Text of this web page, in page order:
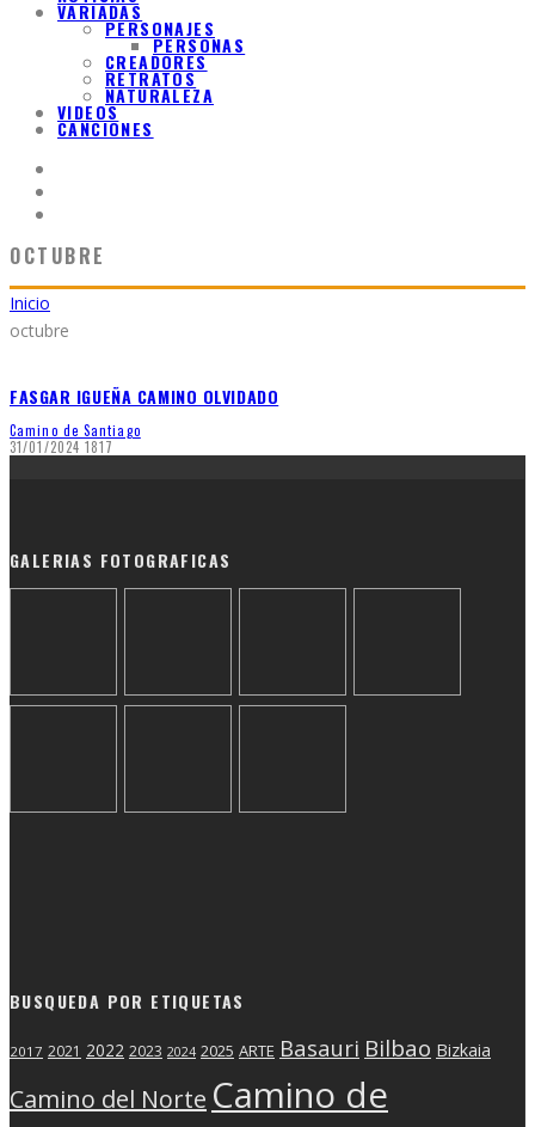
VARIADAS
PERSONAJES
PERSONAS
CREADORES
RETRATOS
NATURALEZA
VIDEOS
CANCIONES
OCTUBRE
Inicio
octubre
FASGAR IGUEÑA CAMINO OLVIDADO
Camino de Santiago
31/01/2024 1817
GALERIAS FOTOGRAFICAS
BUSQUEDA POR ETIQUETAS
2017 2021 2022 2023 2024 2025 ARTE Basauri Bilbao Bizkaia
Camino del Norte Camino de